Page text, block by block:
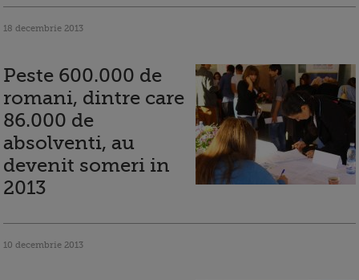
18 decembrie 2013
Peste 600.000 de
romani, dintre care
86.000 de
absolventi, au
devenit someri in
2013
10 decembrie 2013